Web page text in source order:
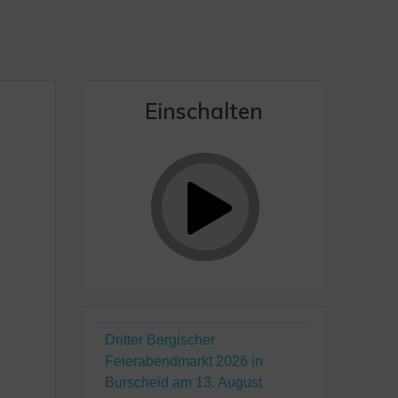
Einschalten
Dritter Bergischer
Feierabendmarkt 2026 in
Burscheid am 13. August